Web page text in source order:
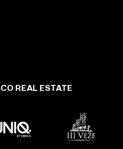
REAL ESTATE